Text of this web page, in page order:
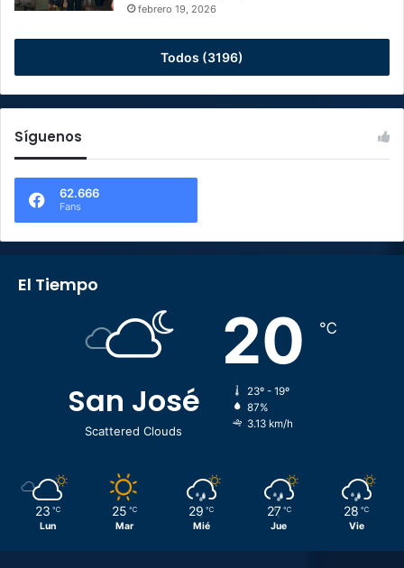
febrero 19, 2026
Todos (3196)
Síguenos
62.666
Fans
El Tiempo
San José
Scattered Clouds
20 ℃
23º - 19º
87%
3.13 km/h
23 ℃
Lun
25 ℃
Mar
29 ℃
Mié
27 ℃
Jue
28 ℃
Vie